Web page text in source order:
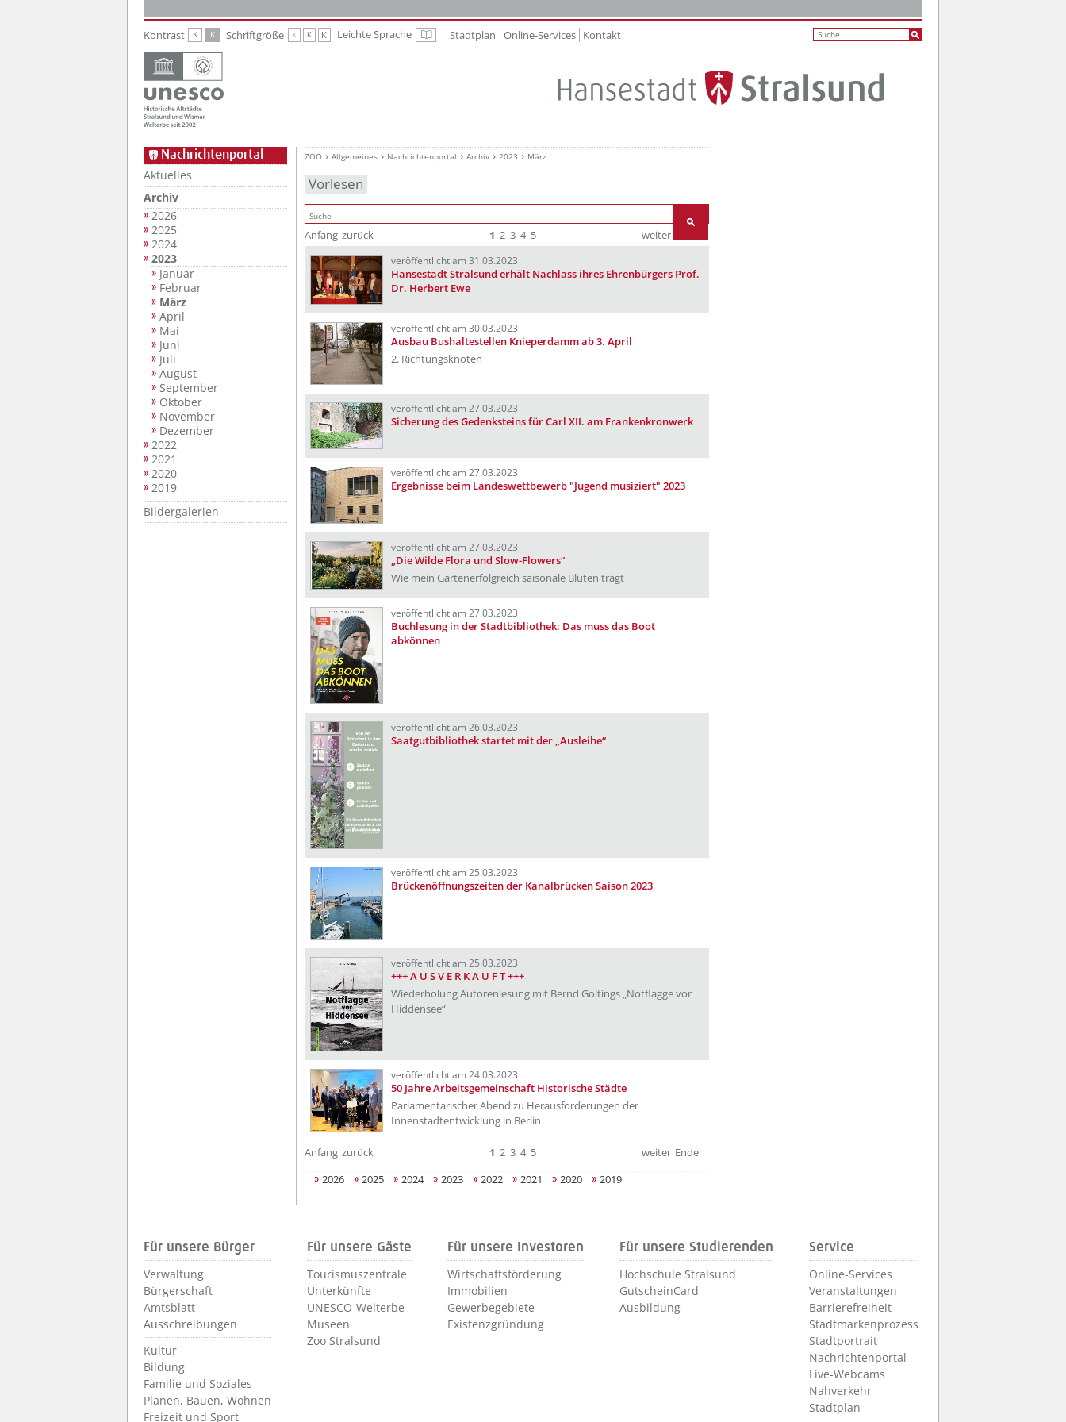
Kontrast K K Schriftgröße K K K Leichte Sprache Leichte Sprache
Stadtplan Online-Services Kontakt
Nachrichtenportal
Aktuelles
Archiv
2026
2025
2024
2023
Januar
Februar
März
April
Mai
Juni
Juli
August
September
Oktober
November
Dezember
2022
2021
2020
2019
Bildergalerien
ZOO Allgemeines Nachrichtenportal Archiv 2023 März
Vorlesen
Anfang zurück 1 2 3 4 5 weiter
veröffentlicht am 31.03.2023
Hansestadt Stralsund erhält Nachlass ihres Ehrenbürgers Prof.
Dr. Herbert Ewe
veröffentlicht am 30.03.2023
Ausbau Bushaltestellen Knieperdamm ab 3. April
2. Richtungsknoten
veröffentlicht am 27.03.2023
Sicherung des Gedenksteins für Carl XII. am Frankenkronwerk
veröffentlicht am 27.03.2023
Ergebnisse beim Landeswettbewerb "Jugend musiziert" 2023
veröffentlicht am 27.03.2023
„Die Wilde Flora und Slow-Flowers“
Wie mein Gartenerfolgreich saisonale Blüten trägt
veröffentlicht am 27.03.2023
Buchlesung in der Stadtbibliothek: Das muss das Boot
abkönnen
veröffentlicht am 26.03.2023
Saatgutbibliothek startet mit der „Ausleihe“
veröffentlicht am 25.03.2023
Brückenöffnungszeiten der Kanalbrücken Saison 2023
veröffentlicht am 25.03.2023
+++ A U S V E R K A U F T +++
Wiederholung Autorenlesung mit Bernd Goltings „Notflagge vor
Hiddensee“
veröffentlicht am 24.03.2023
50 Jahre Arbeitsgemeinschaft Historische Städte
Parlamentarischer Abend zu Herausforderungen der
Innenstadtentwicklung in Berlin
Anfang zurück 1 2 3 4 5 weiter Ende
2026
2025 2024 2023 2022 2021 2020 2019
Für unsere Bürger
Verwaltung
Bürgerschaft
Amtsblatt
Ausschreibungen
Kultur
Bildung
Familie und Soziales
Planen, Bauen, Wohnen
Freizeit und Sport
Für unsere Gäste
Tourismuszentrale
Unterkünfte
UNESCO-Welterbe
Museen
Zoo Stralsund
Für unsere Investoren
Wirtschaftsförderung
Immobilien
Gewerbegebiete
Existenzgründung
Für unsere Studierenden
Hochschule Stralsund
GutscheinCard
Ausbildung
Service
Online-Services
Veranstaltungen
Barrierefreiheit
Stadtmarkenprozess
Stadtportrait
Nachrichtenportal
Live-Webcams
Nahverkehr
Stadtplan